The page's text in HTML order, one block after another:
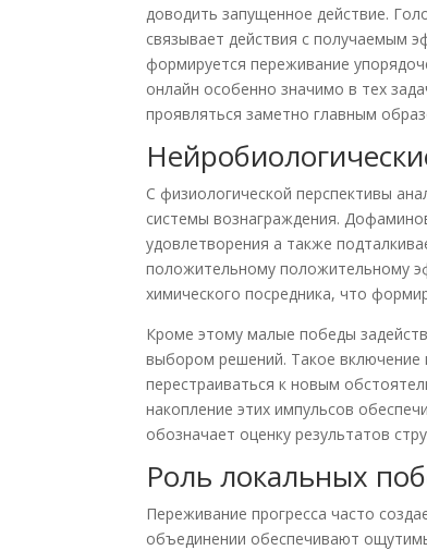
доводить запущенное действие.
связывает действия с получаемым
формируется переживание
онлайн особенно значимо в тех
проявляться заметно главным
С физиологической перспективы
системы вознаграждения.
удовлетворения а также
положительному положительному
химического посредника, что
Кроме этому малые победы
выбором решений. Такое включение
перестраиваться к новым
накопление этих импульсов
обозначает оценку результатов
Роль локальных
Переживание прогресса часто
объединении обеспечивают